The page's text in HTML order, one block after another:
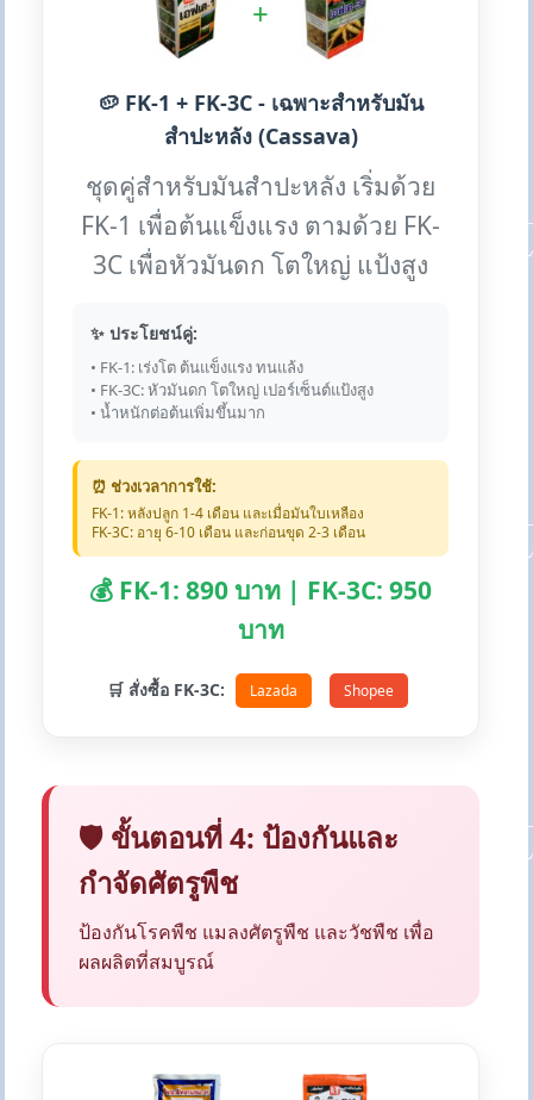
+
🥔 FK-1 + FK-3C - เฉพาะสำหรับมัน
สำปะหลัง (Cassava)
ชุดคู่สำหรับมันสำปะหลัง เริ่มด้วย
FK-1 เพื่อต้นแข็งแรง ตามด้วย FK-
3C เพื่อหัวมันดก โตใหญ่ แป้งสูง
✨ ประโยชน์คู่:
• FK-1: เร่งโต ต้นแข็งแรง ทนแล้ง
• FK-3C: หัวมันดก โตใหญ่ เปอร์เซ็นต์แป้งสูง
• น้ำหนักต่อต้นเพิ่มขึ้นมาก
⏰ ช่วงเวลาการใช้:
FK-1: หลังปลูก 1-4 เดือน และเมื่อมันใบเหลือง
FK-3C: อายุ 6-10 เดือน และก่อนขุด 2-3 เดือน
💰 FK-1: 890 บาท | FK-3C: 950
บาท
🛒 สั่งซื้อ FK-3C: Lazada Shopee
🛡️ ขั้นตอนที่ 4: ป้องกันและ
กำจัดศัตรูพืช
ป้องกันโรคพืช แมลงศัตรูพืช และวัชพืช เพื่อ
ผลผลิตที่สมบูรณ์